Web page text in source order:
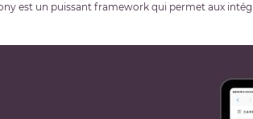
est un puissant framework qui permet aux